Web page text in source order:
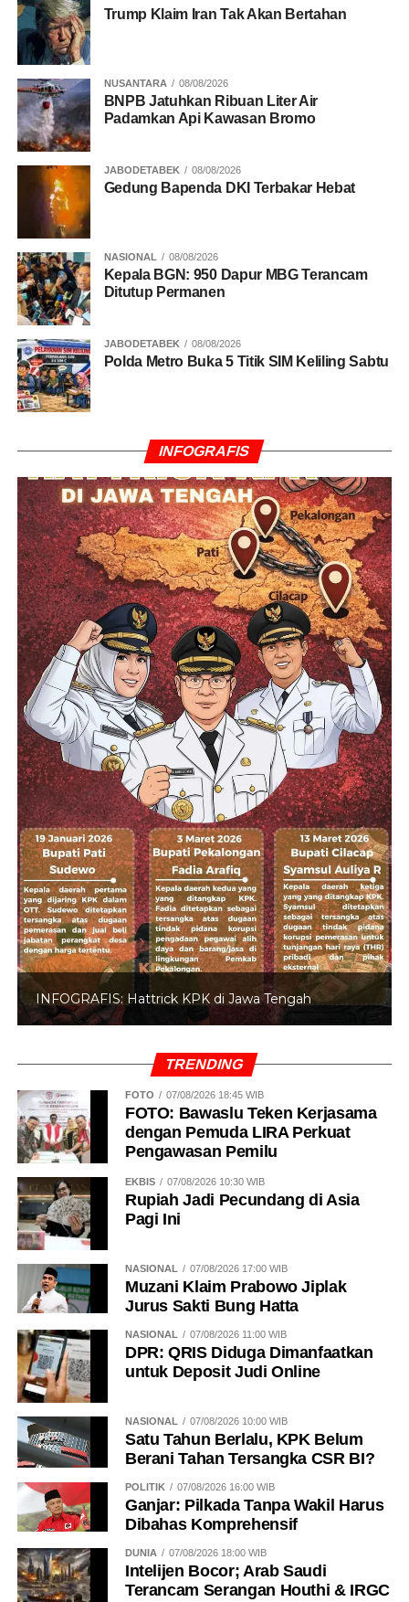
Trump Klaim Iran Tak Akan Bertahan
NUSANTARA 08/08/2026
BNPB Jatuhkan Ribuan Liter Air
Padamkan Api Kawasan Bromo
JABODETABEK 08/08/2026
Gedung Bapenda DKI Terbakar Hebat
NASIONAL 08/08/2026
Kepala BGN: 950 Dapur MBG Terancam
Ditutup Permanen
JABODETABEK 08/08/2026
Polda Metro Buka 5 Titik SIM Keliling Sabtu
INFOGRAFIS
INFOGRAFIS: Hattrick KPK di Jawa Tengah
TRENDING
FOTO 07/08/2026 18:45 WIB
FOTO: Bawaslu Teken Kerjasama
dengan Pemuda LIRA Perkuat
Pengawasan Pemilu
EKBIS 07/08/2026 10:30 WIB
Rupiah Jadi Pecundang di Asia
Pagi Ini
NASIONAL 07/08/2026 17:00 WIB
Muzani Klaim Prabowo Jiplak
Jurus Sakti Bung Hatta
NASIONAL 07/08/2026 11:00 WIB
DPR: QRIS Diduga Dimanfaatkan
untuk Deposit Judi Online
NASIONAL 07/08/2026 10:00 WIB
Satu Tahun Berlalu, KPK Belum
Berani Tahan Tersangka CSR BI?
POLITIK 07/08/2026 16:00 WIB
Ganjar: Pilkada Tanpa Wakil Harus
Dibahas Komprehensif
DUNIA 07/08/2026 18:00 WIB
Intelijen Bocor; Arab Saudi
Terancam Serangan Houthi & IRGC